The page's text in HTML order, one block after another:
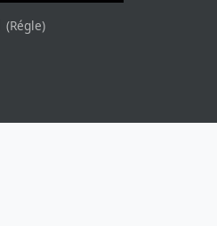
(Régle)